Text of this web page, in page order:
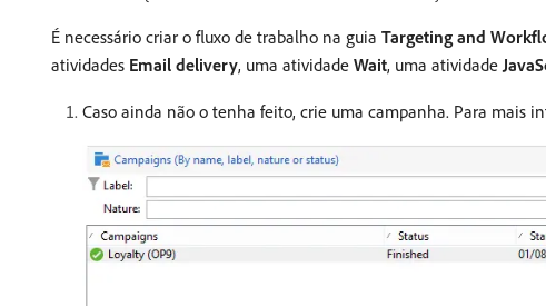
É necessário criar o fluxo de trabalho na guia Targeting and
atividades Email delivery, uma atividade Wait, uma atividade
Caso ainda não o tenha feito, crie uma campanha. Para mais